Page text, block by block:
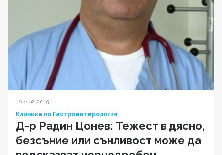
16 май 2019
Клиника по Гастроентерология
Д-р Радин Цонев: Тежест в дясно,
безсъние или сънливост може да